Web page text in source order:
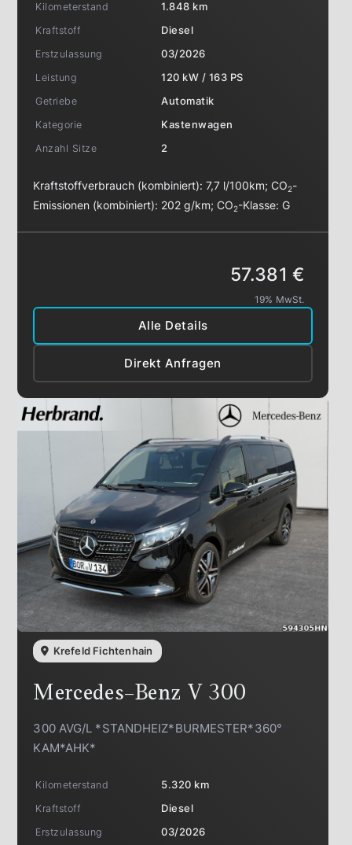
Kilometerstand
1.848 km
Kraftstoff
Diesel
Erstzulassung
03/2026
Leistung
120 kW / 163 PS
Getriebe
Automatik
Kategorie
Kastenwagen
Anzahl Sitze
2
Kraftstoffverbrauch (kombiniert):7,7 l/100km;CO2-
Emissionen (kombiniert): 202 g/km;CO2-Klasse:G
Alle Details
Direkt Anfragen
57.381 €
19% MwSt.
Krefeld Fichtenhain
Mercedes-Benz V 300
300 AVG/L *STANDHEIZ*BURMESTER*360°
KAM*AHK*
Kilometerstand
5.320 km
Kraftstoff
Diesel
Erstzulassung
03/2026